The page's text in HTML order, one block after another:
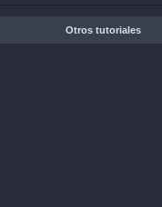
Otros tutoriales